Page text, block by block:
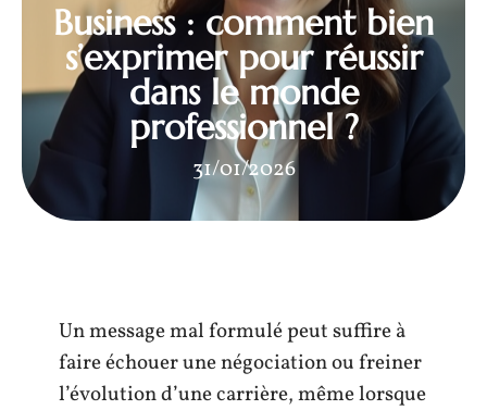
Business : comment bien
s’exprimer pour réussir
dans le monde
professionnel ?
31/01/2026
Un message mal formulé peut suffire à
faire échouer une négociation ou freiner
l’évolution d’une carrière, même lorsque